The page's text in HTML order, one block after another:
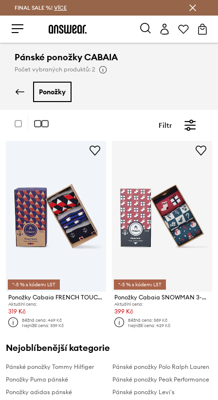
FINAL SALE %! VÍCE
Pánské ponožky CABAIA
Počet vybraných produktů: 2
ponožky
Filtr
*-5 % s kódem: LST
Ponožky Cabaia FRENCH TOUCH 3-pack
Aktuální cena:
319 Kč
Běžná cena:469 Kč
Nejnižší cena:339 Kč
*-5 % s kódem: LST
Ponožky Cabaia SNOWMAN 3-pack
Aktuální cena:
399 Kč
Běžná cena:589 Kč
Nejnižší cena:429 Kč
Nejoblíbenější kategorie
Pánské ponožky Tommy Hilfiger
Ponožky Puma pánské
Ponožky adidas pánské
Pánské ponožky Polo Ralph Lauren
Pánské ponožky Peak Performance
Pánské ponožky Levi's